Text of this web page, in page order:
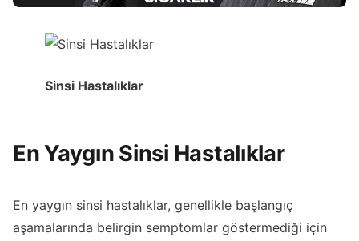
Sinsi Hastalıklar
En Yaygın Sinsi Hastalıklar
En yaygın sinsi hastalıklar, genellikle başlangıç
aşamalarında belirgin semptomlar göstermediği için